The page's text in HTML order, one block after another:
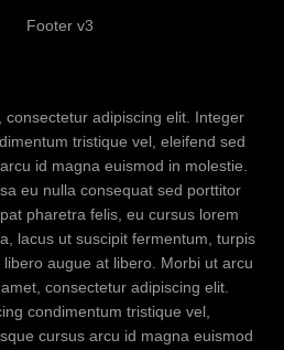
Footer v3
adipiscing elit. Integer
tristique vel, eleifend sed
id magna euismod in molestie.
eu nulla consequat sed porttitor
pharetra felis, eu cursus lorem
lacus ut suscipit fermentum, turpis
augue at libero. Morbi ut arcu
consectetur adipiscing elit.
condimentum tristique vel,
cursus arcu id magna euismod